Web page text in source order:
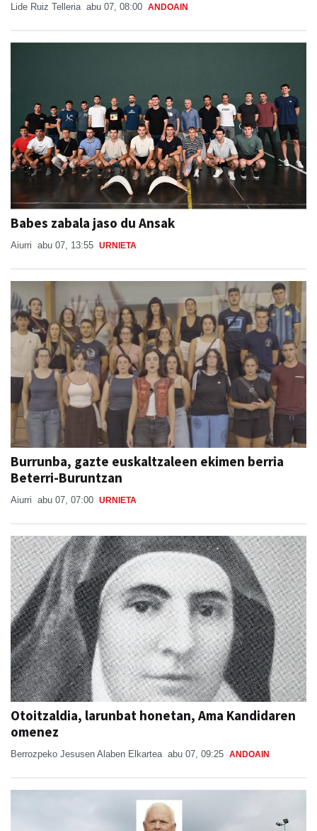
Lide Ruiz Telleria abu 07, 08:00 ANDOAIN
Babes zabala jaso du Ansak
Aiurri abu 07, 13:55 URNIETA
Burrunba, gazte euskaltzaleen ekimen berria
Beterri-Buruntzan
Aiurri abu 07, 07:00 URNIETA
Otoitzaldia, larunbat honetan, Ama Kandidaren
omenez
Berrozpeko Jesusen Alaben Elkartea abu 07, 09:25 ANDOAIN